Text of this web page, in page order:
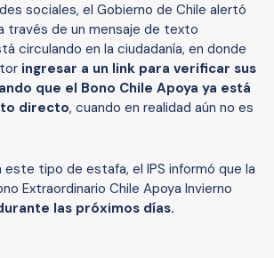
sociales, el Gobierno de Chile alertó
través de un mensaje de texto
circulando en la ciudadanía, en donde
ingresar a un link para verificar sus
que el Bono Chile Apoya ya está
directo, cuando en realidad aún no es
este tipo de estafa, el IPS informó que la
Extraordinario Chile Apoya Invierno
las próximos días.